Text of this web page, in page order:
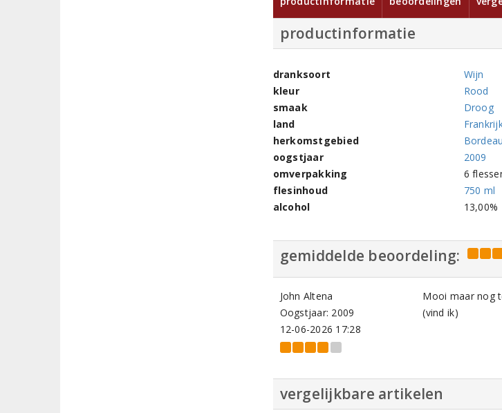
productinformatie
dranksoort
Wijn
kleur
Rood
smaak
Droog
land
herkomstgebied
oogstjaar
2009
omverpakking
6
flesinhoud
750 ml
alcohol
13,00%
gemiddelde beoordeling:
John Altena
Oogstjaar: 2009
12-06-2026 17:28
Mooi maar nog
(vind ik)
vergelijkbare artikelen